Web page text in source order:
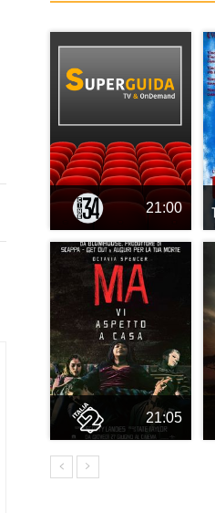
21:00
21:05